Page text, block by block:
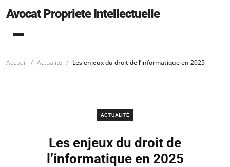
Avocat Propriete Intellectuelle
Accueil Actualité Les enjeux du droit de l’informatique en 2025
ACTUALITÉ
Les enjeux du droit de
l’informatique en 2025